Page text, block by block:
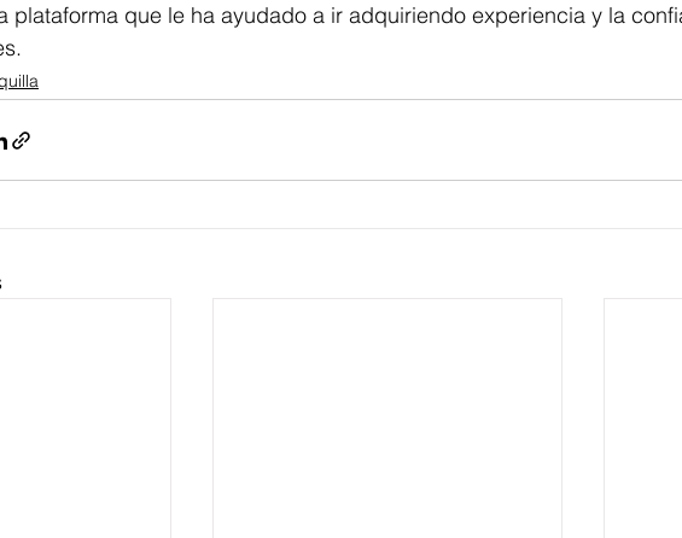
plataforma que le ha ayudado a ir adquiriendo experiencia y la